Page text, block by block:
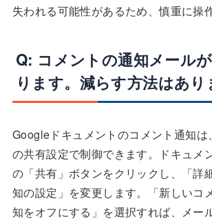
失われる可能性があるため、慎重に操
Q: コメントの通知メール
ります。減らす方法はあ
Googleドキュメントのコメント通知は
の共有設定で制御できます。ドキュメ
の「共有」ボタンをクリックし、「詳
知の設定」を変更します。「新しいコ
知をオフにする」を選択すれば、メー